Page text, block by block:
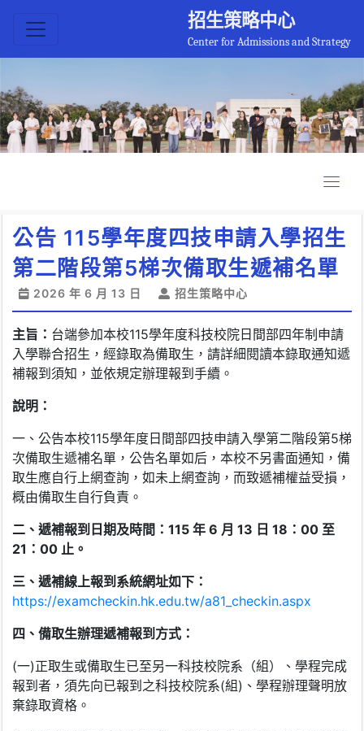
招生策略中心
Center for Admissions and Strategy
公告 115學年度四技申請入學招生
第二階段第5梯次備取生遞補名單
2026 年 6 月 13 日 招生策略中心
主旨： 台端參加本校115學年度科技校院日間部四年制申請
入學聯合招生，經錄取為備取生，請詳細閱讀本錄取通知遞
補報到須知，並依規定辦理報到手續。
說明：
一、公告本校115學年度日間部四技申請入學第二階段第5梯
次備取生遞補名單，公告名單如后，本校不另書面通知，備
取生應自行上網查詢，如未上網查詢，而致遞補權益受損，
概由備取生自行負責。
二、遞補報到 日期及時間： 115 年 6 月 13 日 18 ： 00 至
21 ： 00 止。
三、遞補線上報到系統網址如下：
https://examcheckin.hk.edu.tw/a81_checkin.aspx
四、備取生辦理遞補報到方式：
(一)正取生或備取生已至另一科技校院系（組）、學程完成
報到者，須先向已報到之科技校院系(組)、學程辦理聲明放
棄錄取資格。